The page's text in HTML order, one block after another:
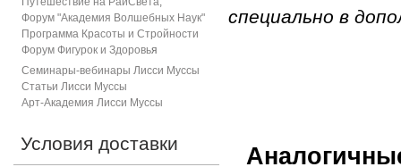
специально в
Форум "Академия Волшебных Наук"
Программа Красоты и Стройности
Форум Фигурок и Здоровья
Семинары-вебинары Лисси Муссы
Статьи Лисси Муссы
Арт-Академия Лисси Муссы
Условия доставки